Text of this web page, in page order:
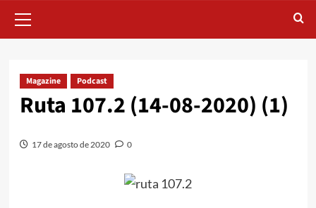
Magazine Podcast
Ruta 107.2 (14-08-2020) (1)
17 de agosto de 2020 0